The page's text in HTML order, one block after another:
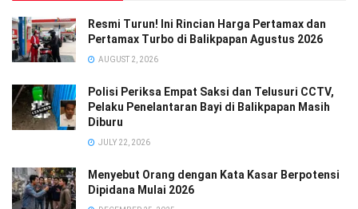
Resmi Turun! Ini Rincian Harga Pertamax dan
Pertamax Turbo di Balikpapan Agustus 2026
AUGUST 2, 2026
Polisi Periksa Empat Saksi dan Telusuri CCTV,
Pelaku Penelantaran Bayi di Balikpapan Masih
Diburu
JULY 22, 2026
Menyebut Orang dengan Kata Kasar Berpotensi
Dipidana Mulai 2026